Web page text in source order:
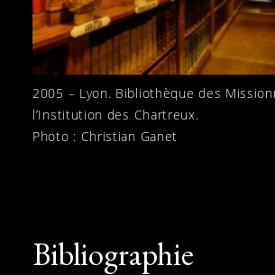
2005 – Lyon. Bibliothèque des
l’Institution des Chartreux.
Photo : Christian Ganet
Bibliographie